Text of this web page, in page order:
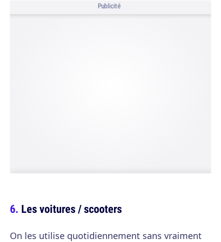
Publicité
Les voitures / scooters
On les utilise quotidiennement sans vraiment